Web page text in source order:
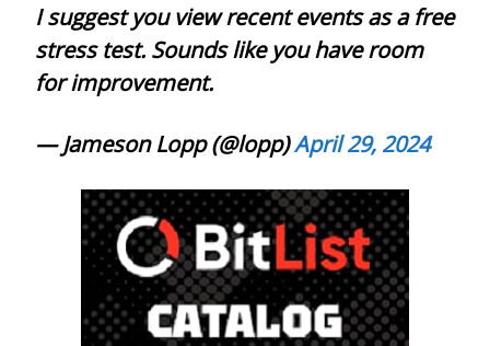
I suggest you view recent events as a free
stress test. Sounds like you have room
for improvement.
— Jameson Lopp (@lopp)April 29, 2024